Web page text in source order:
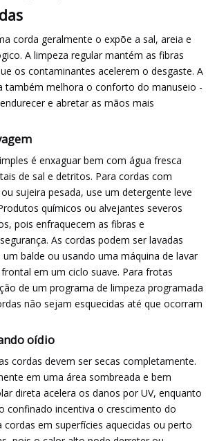
corda geralmente o expõe a sal, areia e
A limpeza regular mantém as fibras
os contaminantes acelerem o desgaste. A
também melhora o conforto do manuseio -
e abretar as mãos mais
é enxaguar bem com água fresca
de sal e detritos. Para cordas com
sujeira pesada, use um detergente leve
químicos ou alvejantes severos
pois enfraquecem as fibras e
As cordas podem ser lavadas
balde ou usando uma máquina de lavar
em um ciclo suave. Para frotas
de um programa de limpeza programada
não sejam esquecidas até que ocorram
oídio
cordas devem ser secas completamente.
em uma área sombreada e bem
direta acelera os danos por UV, enquanto
confinado incentiva o crescimento do
cordas em superfícies aquecidas ou perto